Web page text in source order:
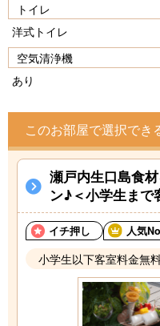
トイレ
洋式トイレ
空気清浄機
あり
このお部屋で選択でき
瀬戸内生口島食
ン♪＜小学生まで
イチ押し 人気
小学生以下客室料金無